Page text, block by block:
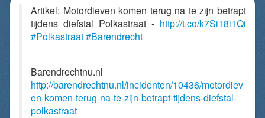
Artikel: Motordieven komen terug na te zijn betrapt
tijdens diefstal Polkastraat - http://t.co/k7Si18i1Qi
#Polkastraat#Barendrecht
Barendrechtnu.nl
http://barendrechtnu.nl/incidenten/10436/motordiev
en-komen-terug-na-te-zijn-betrapt-tijdens-diefstal-
polkastraat